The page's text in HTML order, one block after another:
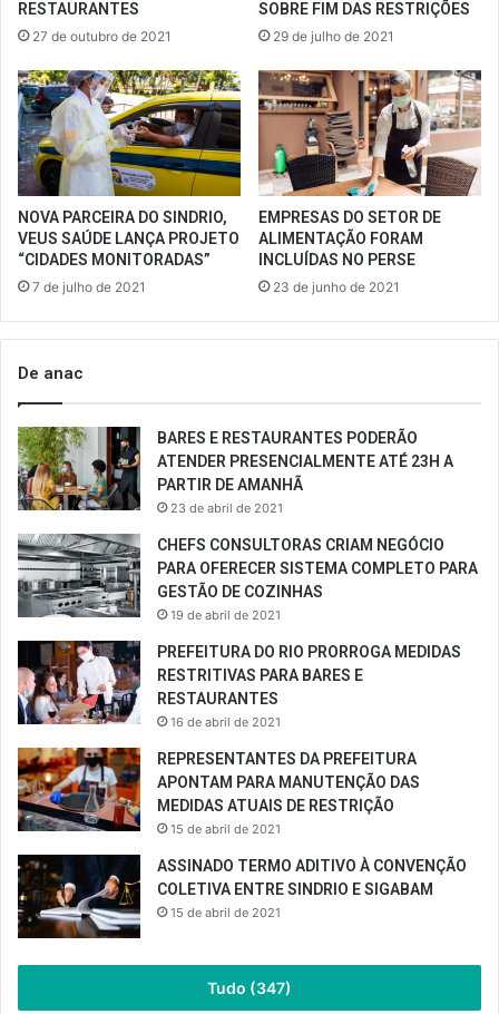
RESTAURANTES
27 de outubro de 2021
SOBRE FIM DAS RESTRIÇÕES
29 de julho de 2021
NOVA PARCEIRA DO SINDRIO,
VEUS SAÚDE LANÇA PROJETO
“CIDADES MONITORADAS”
7 de julho de 2021
EMPRESAS DO SETOR DE
ALIMENTAÇÃO FORAM
INCLUÍDAS NO PERSE
23 de junho de 2021
De anac
BARES E RESTAURANTES PODERÃO
ATENDER PRESENCIALMENTE ATÉ 23H A
PARTIR DE AMANHÃ
23 de abril de 2021
CHEFS CONSULTORAS CRIAM NEGÓCIO
PARA OFERECER SISTEMA COMPLETO PARA
GESTÃO DE COZINHAS
19 de abril de 2021
PREFEITURA DO RIO PRORROGA MEDIDAS
RESTRITIVAS PARA BARES E
RESTAURANTES
16 de abril de 2021
REPRESENTANTES DA PREFEITURA
APONTAM PARA MANUTENÇÃO DAS
MEDIDAS ATUAIS DE RESTRIÇÃO
15 de abril de 2021
ASSINADO TERMO ADITIVO À CONVENÇÃO
COLETIVA ENTRE SINDRIO E SIGABAM
15 de abril de 2021
Tudo (347)